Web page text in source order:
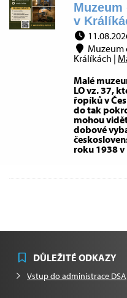
v
Muzeum
Králíkách |
Malé
LO vz. 37,
řopíků v
do tak
mohou
dobové
roku 1938
DŮLEŽITÉ ODKAZY
Vstup do administrace DSA